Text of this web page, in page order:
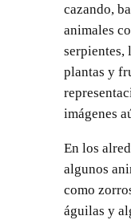
cazando,
animales
serpientes,
plantas y
imágenes
En los
algunos
como
águilas y